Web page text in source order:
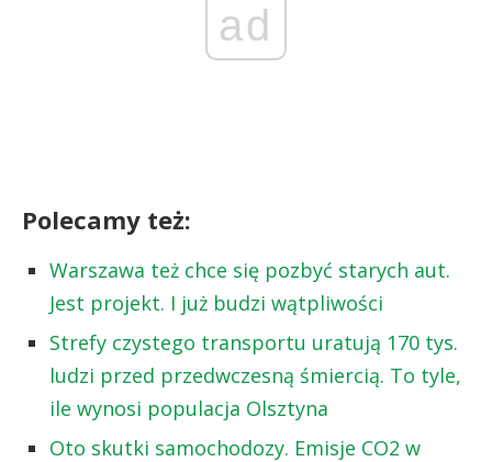
ad
Polecamy też:
Warszawa też chce się pozbyć starych aut.
Jest projekt. I już budzi wątpliwości
Strefy czystego transportu uratują 170 tys.
ludzi przed przedwczesną śmiercią. To tyle,
ile wynosi populacja Olsztyna
Oto skutki samochodozy. Emisje CO2 w